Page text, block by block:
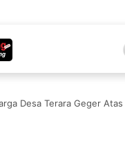
Desa Terara Geger